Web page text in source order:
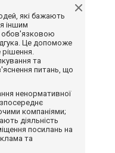
які бажають
іншим
обов'язковою
Це допоможе
рішення.
та
питань, що
ненормативної
компаніями;
діяльність
посилань на
та